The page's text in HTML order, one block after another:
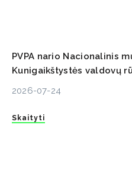
PVPA nario Nacionalinis
Kunigaikštystės valdovų
2026-07-24
Skaityti